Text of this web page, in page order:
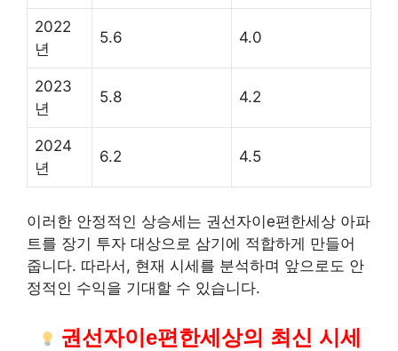
2022
년
5.6 4.0
2023
년
5.8 4.2
2024
년
6.2 4.5
이러한 안정적인 상승세는 권선자이e편한세상 아파
트를 장기 투자 대상으로 삼기에 적합하게 만들어
줍니다. 따라서, 현재 시세를 분석하며 앞으로도 안
정적인 수익을 기대할 수 있습니다.
권선자이e편한세상의 최신 시세